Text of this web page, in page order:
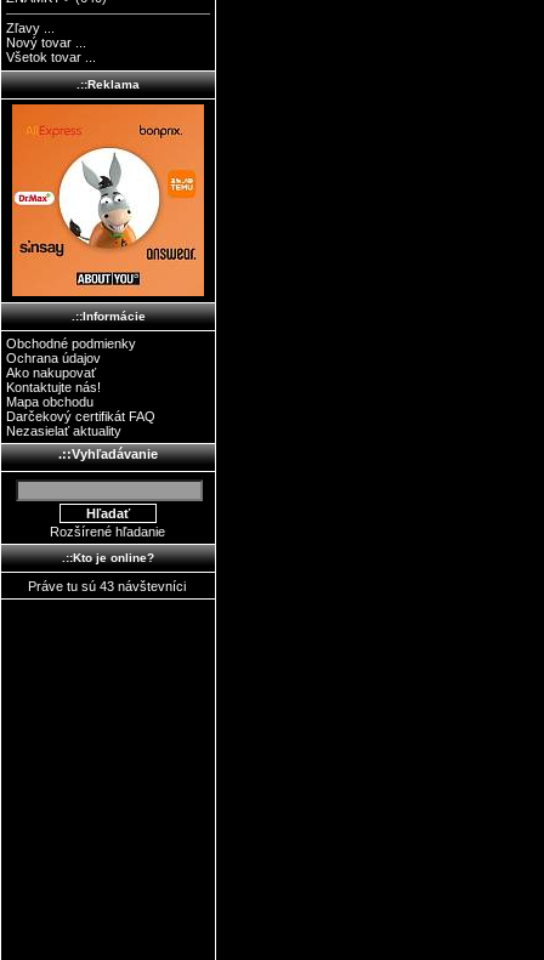
Zľavy ...
Nový tovar ...
Všetok tovar ...
.::Reklama
.::Informácie
Obchodné podmienky
Ochrana údajov
Ako nakupovať
Kontaktujte nás!
Mapa obchodu
Darčekový certifikát FAQ
Nezasielať aktuality
.::Vyhľadávanie
Rozšírené hľadanie
.::Kto je online?
Práve tu sú 43 návštevníci